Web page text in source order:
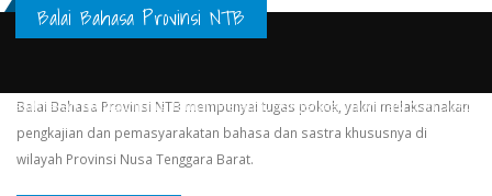
Balai Bahasa Provinsi NTB
Balai Bahasa Provinsi NTB mempunyai tugas pokok, yakni melaksanakan
pengkajian dan pemasyarakatan bahasa dan sastra khususnya di
wilayah Provinsi Nusa Tenggara Barat.
telah mengunjungi laman Pejabat Pengelola Informasi dan